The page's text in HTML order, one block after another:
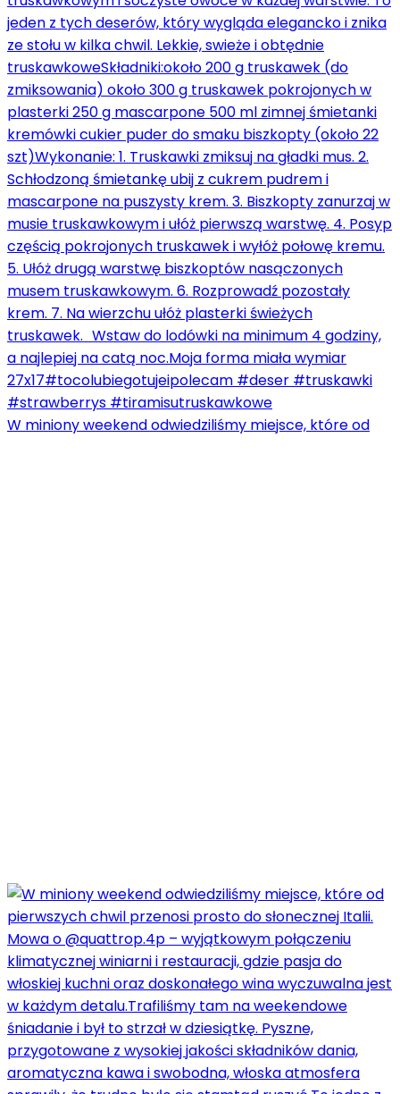
W miniony weekend odwiedziliśmy miejsce, które od